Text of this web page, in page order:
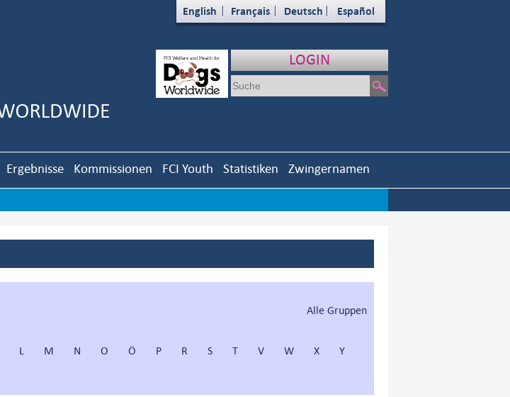
English Français Deutsch Español
LOGIN
Ergebnisse Kommissionen FCI Youth Statistiken Zwingernamen
Alle Gruppen
L M N O Ö P R S T V W X
Y